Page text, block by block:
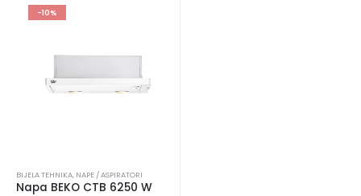
-10%
BIJELA TEHNIKA, NAPE / ASPIRATORI
Napa BEKO CTB 6250 W